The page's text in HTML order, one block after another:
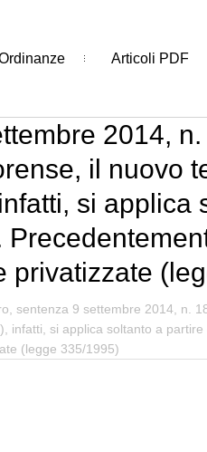
Articoli PDF
2014,
il nuovo
si applica
privatizzate
sentenza 9 settembre 2014, n.
si applica soltanto a
(legge 335/1995)